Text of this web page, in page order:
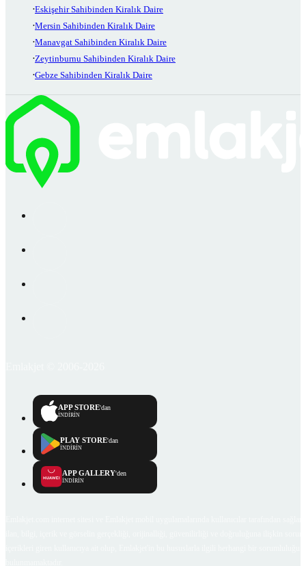
Eskişehir Sahibinden Kiralık Daire
Mersin Sahibinden Kiralık Daire
Manavgat Sahibinden Kiralık Daire
Zeytinburnu Sahibinden Kiralık Daire
Gebze Sahibinden Kiralık Daire
APP STORE'dan
İNDİRİN
PLAY STORE'dan
İNDİRİN
APP GALLERY'den
İNDİRİN